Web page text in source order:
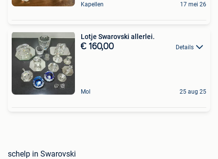
Kapellen 17 mei 26
Lotje Swarovski allerlei.
€ 160,00 Details
Mol 25 aug 25
schelp in Swarovski